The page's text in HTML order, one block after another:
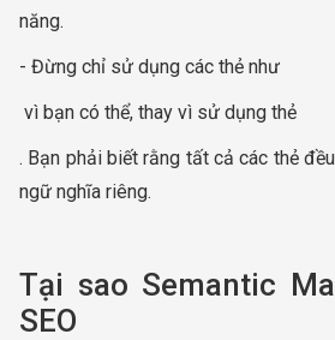
năng.
- Đừng chỉ sử dụng các thẻ như
vì bạn có thể, thay vì sử dụng thẻ
. Bạn phải biết rằng tất cả các thẻ
ngữ nghĩa riêng.
Tại sao Semantic
SEO